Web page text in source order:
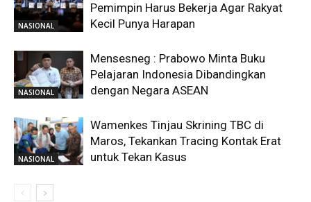
NASIONAL
Pemimpin Harus Bekerja Agar Rakyat
Kecil Punya Harapan
NASIONAL
Mensesneg : Prabowo Minta Buku
Pelajaran Indonesia Dibandingkan
dengan Negara ASEAN
NASIONAL
Wamenkes Tinjau Skrining TBC di
Maros, Tekankan Tracing Kontak Erat
untuk Tekan Kasus